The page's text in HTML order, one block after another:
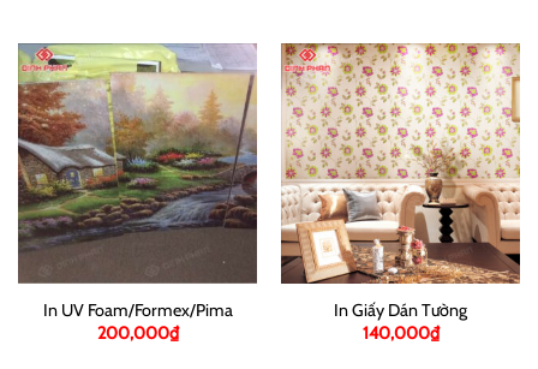
In UV Foam/Formex/Pima
200,000₫
In Giấy Dán Tường
140,000₫